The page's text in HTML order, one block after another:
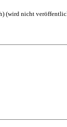
(wird nicht